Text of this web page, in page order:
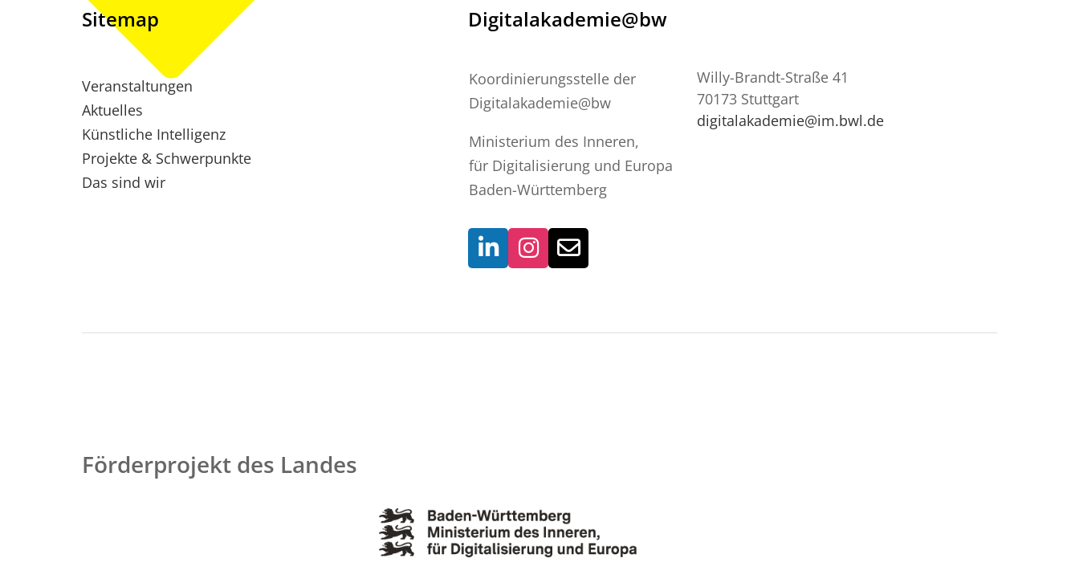
Sitemap
Veranstaltungen
Aktuelles
Künstliche Intelligenz
Projekte & Schwerpunkte
Das sind wir
Digitalakademie@bw
Koordinierungsstelle der
Digitalakademie@bw
Ministerium des Inneren,
für Digitalisierung und Europa
Baden-Württemberg
Willy-Brandt-Straße 41
70173 Stuttgart
digitalakademie@im.bwl.de
Förderprojekt des Landes